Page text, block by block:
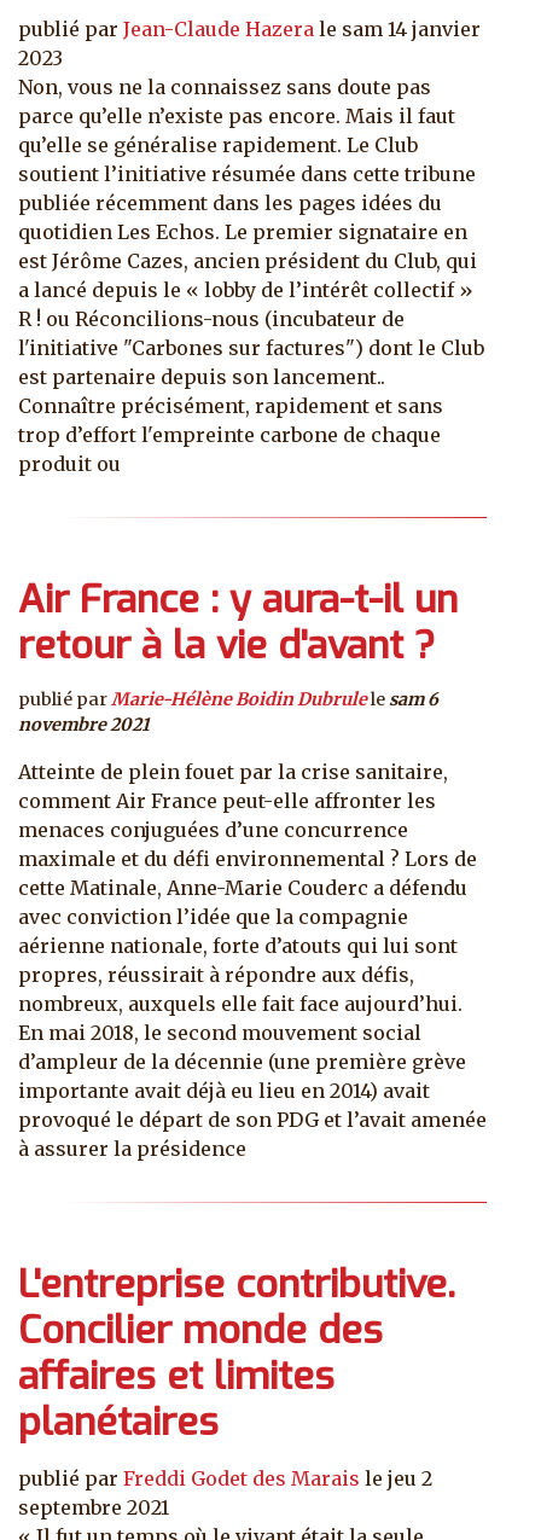
publié par Jean-Claude Hazera le sam 14 janvier
2023
Non, vous ne la connaissez sans doute pas
parce qu’elle n’existe pas encore. Mais il faut
qu’elle se généralise rapidement. Le Club
soutient l’initiative résumée dans cette tribune
publiée récemment dans les pages idées du
quotidien Les Echos. Le premier signataire en
est Jérôme Cazes, ancien président du Club, qui
a lancé depuis le « lobby de l’intérêt collectif »
R ! ou Réconcilions-nous (incubateur de
l'initiative "Carbones sur factures") dont le Club
est partenaire depuis son lancement..
Connaître précisément, rapidement et sans
trop d’effort l'empreinte carbone de chaque
produit ou
Air France : y aura-t-il un
retour à la vie d'avant ?
publié parMarie-Hélène Boidin Dubrulele sam 6
novembre 2021
Atteinte de plein fouet par la crise sanitaire,
comment Air France peut-elle affronter les
menaces conjuguées d’une concurrence
maximale et du défi environnemental ? Lors de
cette Matinale, Anne-Marie Couderc a défendu
avec conviction l’idée que la compagnie
aérienne nationale, forte d’atouts qui lui sont
propres, réussirait à répondre aux défis,
nombreux, auxquels elle fait face aujourd’hui.
En mai 2018, le second mouvement social
d’ampleur de la décennie (une première grève
importante avait déjà eu lieu en 2014) avait
provoqué le départ de son PDG et l’avait amenée
à assurer la présidence
L'entreprise contributive.
Concilier monde des
affaires et limites
planétaires
publié par Freddi Godet des Marais le jeu 2
septembre 2021